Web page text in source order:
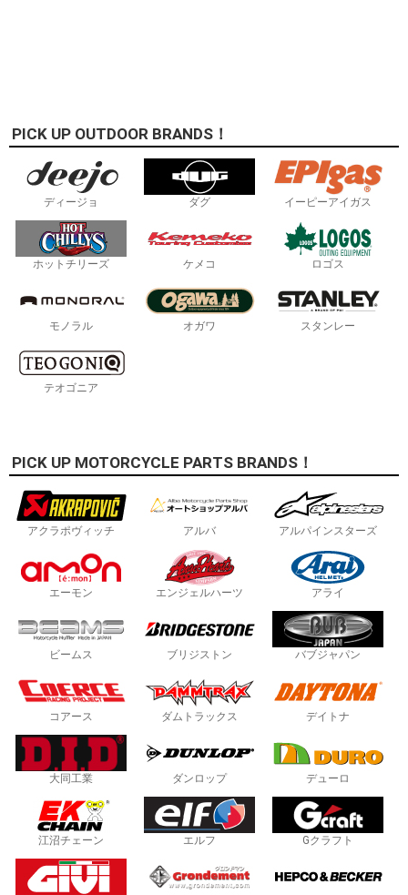
PICK UP OUTDOOR BRANDS！
ディージョ ダグ イーピーアイガス
ホットチリーズ ケメコ ロゴス
モノラル オガワ スタンレー
テオゴニア
PICK UP MOTORCYCLE PARTS BRANDS！
アクラポヴィッチ アルバ アルパインスターズ
エーモン エンジェルハーツ アライ
ビームス ブリジストン バブジャパン
コアース ダムトラックス デイトナ
大同工業 ダンロップ デューロ
江沼チェーン エルフ Gクラフト